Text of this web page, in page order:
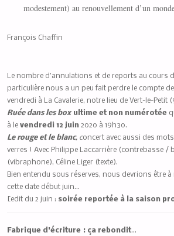
modestement) au renouvellement d’un
François Chaffin
Le nombre d’annulations et de reports au cours
particulière nous a un peu fait perdre le compte
vendredi à La Cavalerie, notre lieu de Vert-le-Petit
Ruée dans les box ultime et non numérotée
à le vendredi 12 juin2020 à 19h30.
Le rouge et le blanc, concert avec aussi des
verres ! Avec Philippe Laccarrière (contrebasse /
(vibraphone), Céline Liger (texte).
Bien entendu sous réserves, nous devrions être
cette date début juin…
[edit du 2 juin : soirée reportée à la saison
Fabrique d’écriture : ça rebondit…